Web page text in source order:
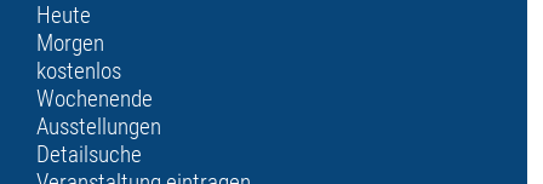
Heute
Morgen
kostenlos
Wochenende
Ausstellungen
Detailsuche